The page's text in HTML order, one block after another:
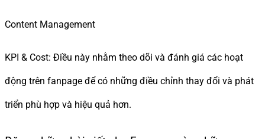
Content Management
KPI & Cost: Điều này nhằm theo dõi và đánh giá các hoạt
động trên fanpage để có những điều chỉnh thay đổi và phát
triển phù hợp và hiệu quả hơn.